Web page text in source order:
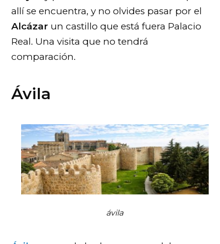
allí se encuentra, y no olvides pasar por el
Alcázar un castillo que está fuera Palacio
Real. Una visita que no tendrá
comparación.
Ávila
ávila